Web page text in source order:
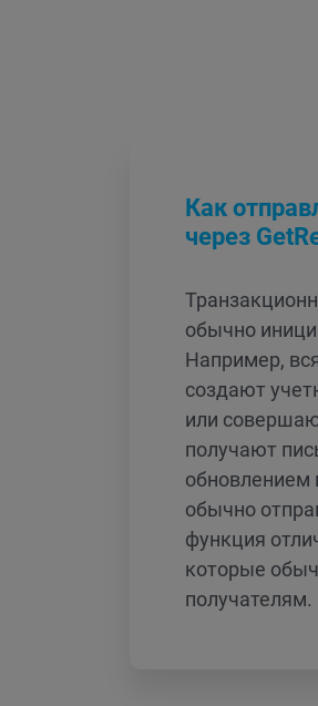
Как
через
обычно
Например,
создают
или
получают
обычно
функция
которые
получателям.